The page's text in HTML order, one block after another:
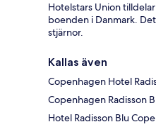
Hotelstars Union
boenden i Danmark.
stjärnor.
Kallas även
Copenhagen Hotel
Copenhagen Radisson
Hotel Radisson Blu